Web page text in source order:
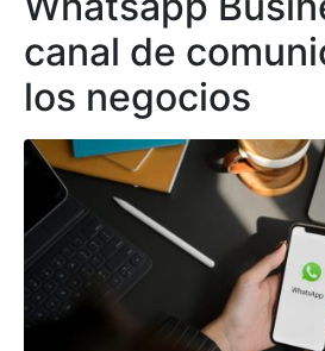
canal de
los negocios